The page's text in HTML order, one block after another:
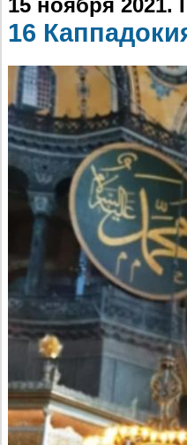
16